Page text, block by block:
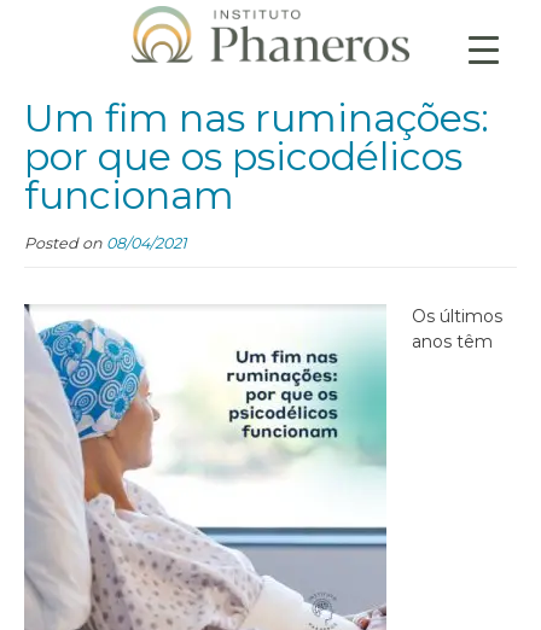
Um fim nas ruminações:
por que os psicodélicos
funcionam
Posted on 08/04/2021
Os últimos
anos têm